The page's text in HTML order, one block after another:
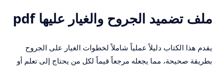
ملف تضميد الجروح والغيار عليها pdf
يقدم هذا الكتاب دليلاً عملياً شاملاً لخطوات الغيار على الجروح
بطريقة صحيحة، مما يجعله مرجعاً قيماً لكل من يحتاج إلى تعلم أو